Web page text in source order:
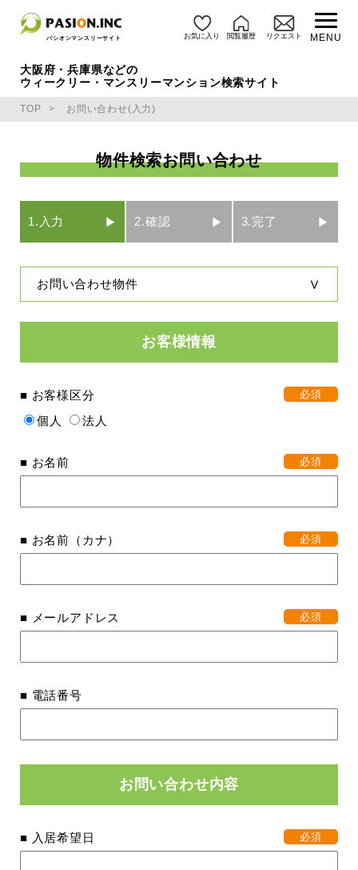
パシオンマンスリーサイト お気に入り 閲覧履歴 リクエスト MENU
大阪府・兵庫県などの
ウィークリー・マンスリーマンション検索サイト
TOP お問い合わせ(入力)
物件検索お問い合わせ
1.入力 2.確認 3.完了
お問い合わせ物件
お客様情報
■ お客様区分 必須
個人 法人
■ お名前 必須
■ お名前（カナ） 必須
■ メールアドレス 必須
■ 電話番号
お問い合わせ内容
■ 入居希望日 必須